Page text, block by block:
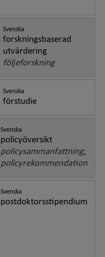
Svenska
forskningsbaserad
utvärdering
följeforskning
Svenska
förstudie
Svenska
policyöversikt
policysammanfattning,
policyrekommendation
Svenska
postdoktorsstipendium